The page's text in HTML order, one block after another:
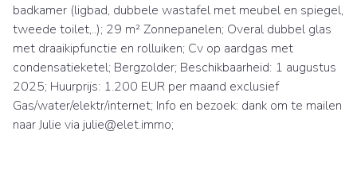
badkamer (ligbad, dubbele wastafel met meubel en spiegel,
tweede toilet,..); 29 m² Zonnepanelen; Overal dubbel glas
met draaikipfunctie en rolluiken; Cv op aardgas met
condensatieketel; Bergzolder; Beschikbaarheid: 1 augustus
2025; Huurprijs: 1.200 EUR per maand exclusief
Gas/water/elektr/internet; Info en bezoek: dank om te mailen
naar Julie via julie@elet.immo;